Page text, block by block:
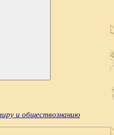
и обществознанию